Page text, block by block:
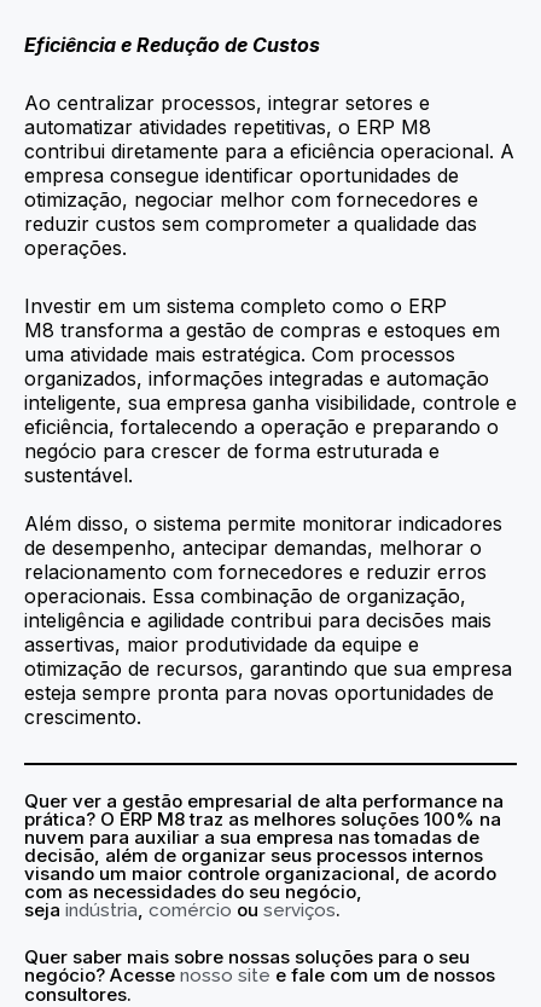
Eficiência e Redução de Custos
Ao centralizar processos, integrar setores e
automatizar atividades repetitivas, o ERP M8
contribui diretamente para a eficiência operacional. A
empresa consegue identificar oportunidades de
otimização, negociar melhor com fornecedores e
reduzir custos sem comprometer a qualidade das
operações.
Investir em um sistema completo como o ERP
M8 transforma a gestão de compras e estoques em
uma atividade mais estratégica. Com processos
organizados, informações integradas e automação
inteligente, sua empresa ganha visibilidade, controle e
eficiência, fortalecendo a operação e preparando o
negócio para crescer de forma estruturada e
sustentável.
Além disso, o sistema permite monitorar indicadores
de desempenho, antecipar demandas, melhorar o
relacionamento com fornecedores e reduzir erros
operacionais. Essa combinação de organização,
inteligência e agilidade contribui para decisões mais
assertivas, maior produtividade da equipe e
otimização de recursos, garantindo que sua empresa
esteja sempre pronta para novas oportunidades de
crescimento.
Quer ver a gestão empresarial de alta performance na
prática? O ERP M8 traz as melhores soluções 100% na
nuvem para auxiliar a sua empresa nas tomadas de
decisão, além de organizar seus processos internos
visando um maior controle organizacional, de acordo
com as necessidades do seu negócio,
seja indústria, comércio ou serviços.
Quer saber mais sobre nossas soluções para o seu
negócio? Acesse nosso site e fale com um de nossos
consultores.